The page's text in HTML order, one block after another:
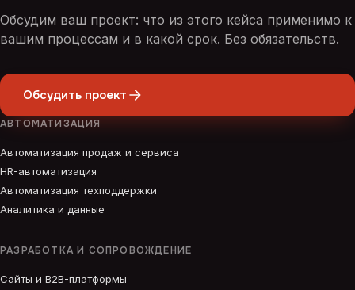
Обсудим ваш проект: что из этого кейса применимо к
вашим процессам и в какой срок. Без обязательств.
Обсудить проект
АВТОМАТИЗАЦИЯ
Автоматизация продаж и сервиса
HR-автоматизация
Автоматизация техподдержки
Аналитика и данные
РАЗРАБОТКА И СОПРОВОЖДЕНИЕ
Сайты и B2B-платформы